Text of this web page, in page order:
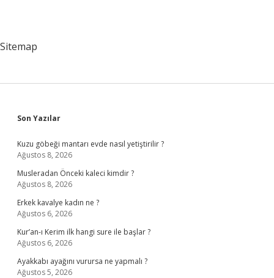
Sitemap
Sidebar
Son Yazılar
Kuzu göbeği mantarı evde nasıl yetiştirilir ?
Ağustos 8, 2026
Musleradan Önceki kaleci kimdir ?
Ağustos 8, 2026
Erkek kavalye kadın ne ?
Ağustos 6, 2026
Kur’an-ı Kerim ilk hangi sure ile başlar ?
Ağustos 6, 2026
Ayakkabı ayağını vurursa ne yapmalı ?
Ağustos 5, 2026